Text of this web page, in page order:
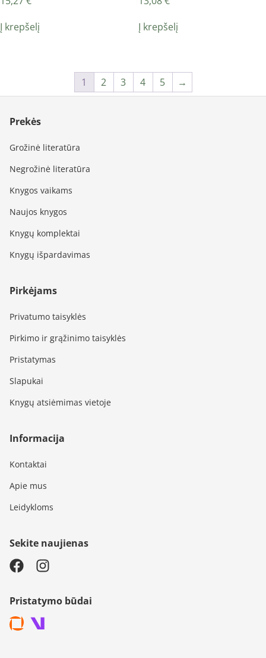
Į krepšelį
Į krepšelį
1 2 3 4 5 →
Prekės
Grožinė literatūra
Negrožinė literatūra
Knygos vaikams
Naujos knygos
Knygų komplektai
Knygų išpardavimas
Pirkėjams
Privatumo taisyklės
Pirkimo ir grąžinimo taisyklės
Pristatymas
Slapukai
Knygų atsiėmimas vietoje
Informacija
Kontaktai
Apie mus
Leidykloms
Sekite naujienas
Pristatymo būdai